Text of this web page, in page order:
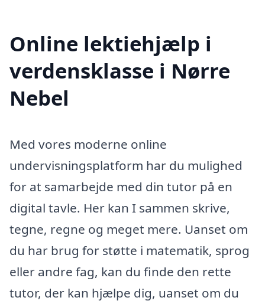
Online lektiehjælp i
verdensklasse i Nørre
Nebel
Med vores moderne online
undervisningsplatform har du mulighed
for at samarbejde med din tutor på en
digital tavle. Her kan I sammen skrive,
tegne, regne og meget mere. Uanset om
du har brug for støtte i matematik, sprog
eller andre fag, kan du finde den rette
tutor, der kan hjælpe dig, uanset om du